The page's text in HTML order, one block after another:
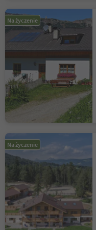
Na życzenie
Na życzenie